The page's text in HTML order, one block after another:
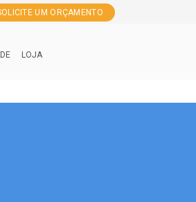
UM ORÇAMENTO
LOJA